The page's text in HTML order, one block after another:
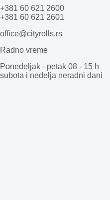
+381 60 621 2600
+381 60 621 2601
office@cityrolls.rs
Radno vreme
Ponedeljak - petak 08 - 15 h
subota i nedelja neradni dani